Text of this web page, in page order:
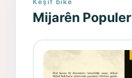
Keşif bike
Mijarên Populer